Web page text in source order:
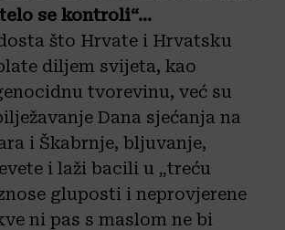
se kontroli“…
što Hrvate i Hrvatsku
diljem svijeta, kao
tvorevinu, već su
Dana sjećanja na
i Škabrnje, bljuvanje,
i laži bacili u „treću
gluposti i neprovjerene
ni pas s maslom ne bi